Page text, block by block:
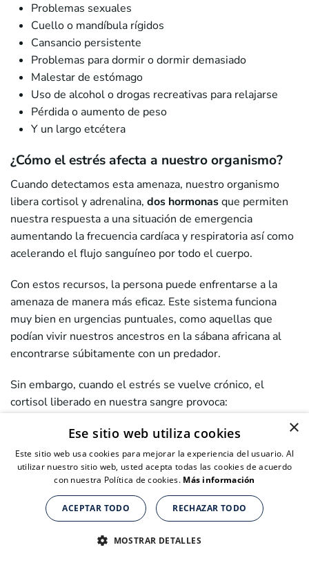
Suplementos nutricionales para personas de + de 40 años
CLICK AQUÍ PARA COMPRAR
Suplementos nutricionales para personas de + de 40 años
CLICK AQUÍ PARA COMPRAR
Problemas sexuales
Cuello o mandíbula rígidos
Cansancio persistente
Problemas para dormir o dormir demasiado
Malestar de estómago
Uso de alcohol o drogas recreativas para relajarse
Pérdida o aumento de peso
Y un largo etcétera
¿Cómo el estrés afecta a nuestro organismo?
Cuando detectamos esta amenaza, nuestro organismo
libera cortisol y adrenalina, dos hormonasque permiten
nuestra respuesta a una situación de emergencia
aumentando la frecuencia cardíaca y respiratoria así como
acelerando el flujo sanguíneo por todo el cuerpo.
Con estos recursos, la persona puede enfrentarse a la
amenaza de manera más eficaz. Este sistema funciona
muy bien en urgencias puntuales, como aquellas que
podían vivir nuestros ancestros en la sábana africana al
encontrarse súbitamente con un predador.
Sin embargo, cuando el estrés se vuelve crónico, el
cortisol liberado en nuestra sangre provoca:
Estrés oxidativodebido al exceso de radicales libres
Una inflamación crónica persistente
La reducción de la longitud de los telómeros
La limitación del sistema inmune
¿Qué efetos tiene el estrés crónico a largo
Suplementos nutricionales para personas de + de 40 años
CLICK AQUÍ PARA COMPRAR
×
Ese sitio web utiliza cookies
Este sitio web usa cookies para mejorar la experiencia del usuario. Al
utilizar nuestro sitio web, usted acepta todas las cookies de acuerdo
con nuestra Política de cookies. Más información
ACEPTAR TODO RECHAZAR TODO
MOSTRAR DETALLES